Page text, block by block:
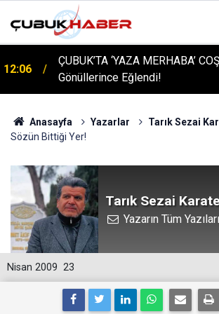
12:06
ÇUBUK’TA ‘YAZA MERHABA’
Gönüllerince Eğlendi!
Anasayfa Yazarlar Tarık Sezai
Sözün Bittiği Yer!
Tarık Sezai
Yazarın Tüm
23
Nisan 2009